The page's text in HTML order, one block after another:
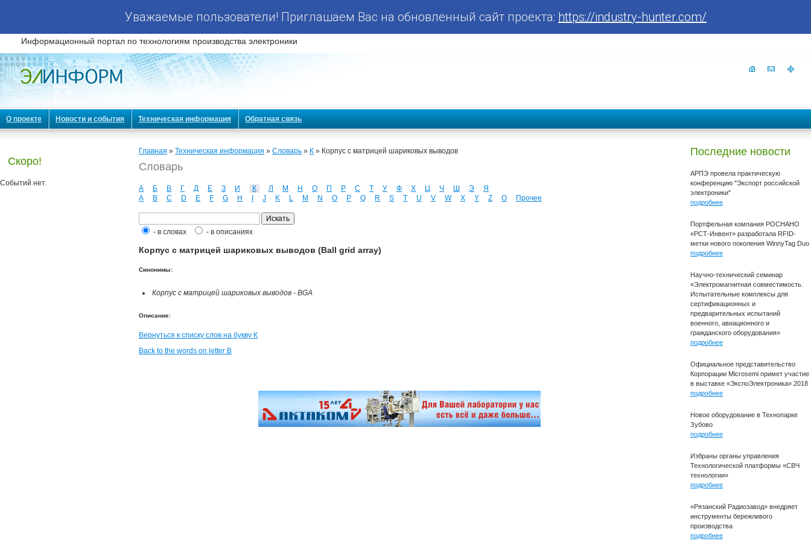
Уважаемые пользователи! Приглашаем Вас на обновленный сайт проекта: https://industry-hunter.com/
Информационный портал по технологиям производства электроники
О проекте Новости и события Техническая информация Обратная связь
Скоро!
Событий нет.
Главная » Техническая информация » Словарь » К » Корпус с матрицей шариковых выводов
Словарь
А Б В Г Д Е З И К Л М Н О П Р С Т У Ф Х Ц Ч Ш Э
Я
A
B C D E F G H J K L M N O P Q R S T U V W X Y Z О Прочее
- в словах - в описаниях
Корпус с матрицей шариковых выводов (Ball grid array)
Синонимы:
Корпус с матрицей шариковых выводов - BGA
Описание:
Вернуться к списку слов на букву К
Back to the words on letter B
Последние новости
АРПЭ провела практическую
конференцию "Экспорт российской
электроники"
подробнее
Портфельная компания РОСНАНО
«РСТ-Инвент» разработала RFID-
метки нового поколения WinnyTag Duo
подробнее
Научно-технический семинар
«Электромагнитная совместимость.
Испытательные комплексы для
сертификационных и
предварительных испытаний
военного, авиационного и
гражданского оборудования»
подробнее
Официальное представительство
Корпорации Microsemi примет участие
в выставке «ЭкспоЭлектроника» 2018
подробнее
Новое оборудование в Технопарке
Зубово
подробнее
Избраны органы управления
Технологической платформы «СВЧ
технологии»
подробнее
«Рязанский Радиозавод» внедряет
инструменты бережливого
производства
подробнее